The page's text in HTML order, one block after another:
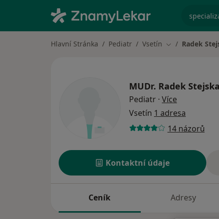
Hlavní Stránka Pediatr Vsetín Změna města
Radek
MUDr. Radek
Pediatr · Více
Vsetín 1 adresa
14 názorů
Kontaktní údaje
Ceník Adresy